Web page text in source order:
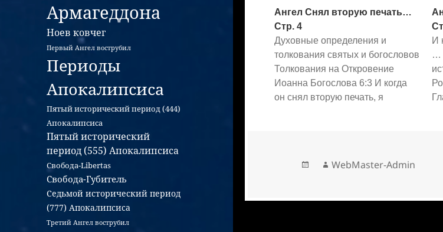
Армагеддона
Ноев ковчег
Первый Ангел вострубил
Периоды
Апокалипсиса
Пятый исторический период (444)
Апокалипсиса
Пятый исторический
период (555) Апокалипсиса
Свобода-Libertas
Свобода-Губитель
Седьмой исторический период
(777) Апокалипсиса
Третий Ангел вострубил
Ангел Снял вторую печать…
Стр. 4
Духовные определения и
толкования святых и богословов
Толкования на Откровение
Иоанна Богослова 6:3 И когда
он снял вторую печать, я
Так как первое животное, как
И
…
WebMaster-Admin